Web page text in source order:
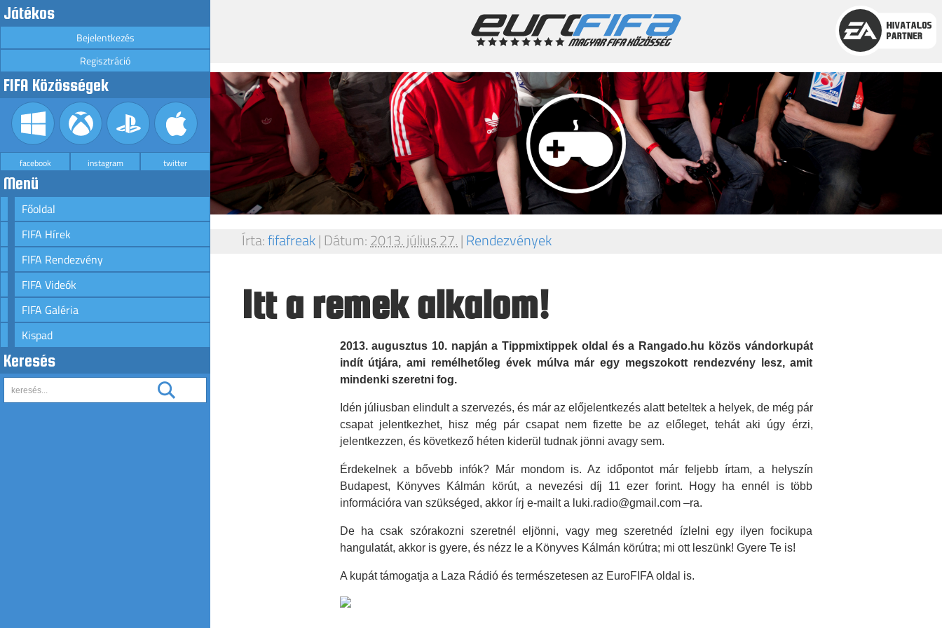
Játékos
Bejelentkezés
Regisztráció
FIFA Közösségek
facebook instagram twitter
Menü
Főoldal
FIFA Hírek
FIFA Rendezvény
FIFA Videók
FIFA Galéria
Kispad
Keresés
Írta:fifafreak| Dátum:2013. július 27.|Rendezvények
Itt a remek alkalom!
2013. augusztus 10. napján a Tippmixtippek oldal és a Rangado.hu közös vándorkupát
indít útjára, ami remélhetőleg évek múlva már egy megszokott rendezvény lesz, amit
mindenki szeretni fog.
Idén júliusban elindult a szervezés, és már az előjelentkezés alatt beteltek a helyek, de még pár
csapat jelentkezhet, hisz még pár csapat nem fizette be az előleget, tehát aki úgy érzi,
jelentkezzen, és következő héten kiderül tudnak jönni avagy sem.
Érdekelnek a bővebb infók? Már mondom is. Az időpontot már feljebb írtam, a helyszín
Budapest, Könyves Kálmán körút, a nevezési díj 11 ezer forint. Hogy ha ennél is több
információra van szükséged, akkor írj e-mailt a luki.radio@gmail.com –ra.
De ha csak szórakozni szeretnél eljönni, vagy meg szeretnéd ízlelni egy ilyen focikupa
hangulatát, akkor is gyere, és nézz le a Könyves Kálmán körútra; mi ott leszünk! Gyere Te is!
A kupát támogatja a Laza Rádió és természetesen az EuroFIFA oldal is.